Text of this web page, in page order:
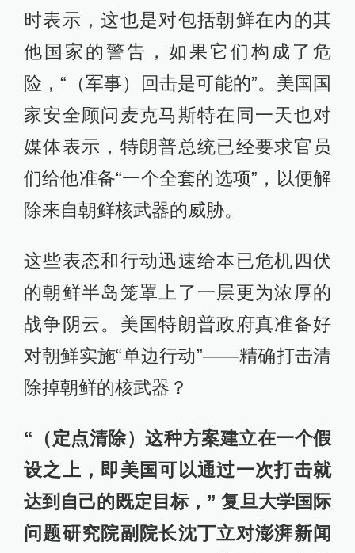
时表示，这也是对包括朝鲜在内的其
他国家的警告，如果它们构成了危
险，“（军事）回击是可能的”。美国国
家安全顾问麦克马斯特在同一天也对
媒体表示，特朗普总统已经要求官员
们给他准备“一个全套的选项”，以便解
除来自朝鲜核武器的威胁。
这些表态和行动迅速给本已危机四伏
的朝鲜半岛笼罩上了一层更为浓厚的
战争阴云。美国特朗普政府真准备好
对朝鲜实施“单边行动”——精确打击清
除掉朝鲜的核武器？
“（定点清除）这种方案建立在一个假
设之上，即美国可以通过一次打击就
达到自己的既定目标，” 复旦大学国际
问题研究院副院长沈丁立对澎湃新闻